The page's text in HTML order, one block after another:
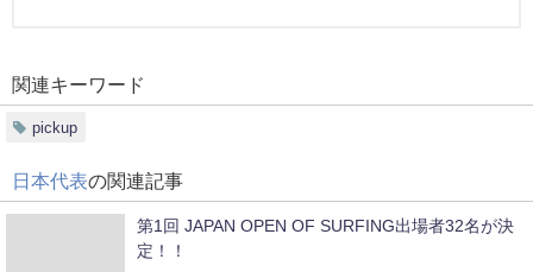
関連キーワード
pickup
日本代表の関連記事
第1回 JAPAN OPEN OF SURFING出場者32名が決
定！！